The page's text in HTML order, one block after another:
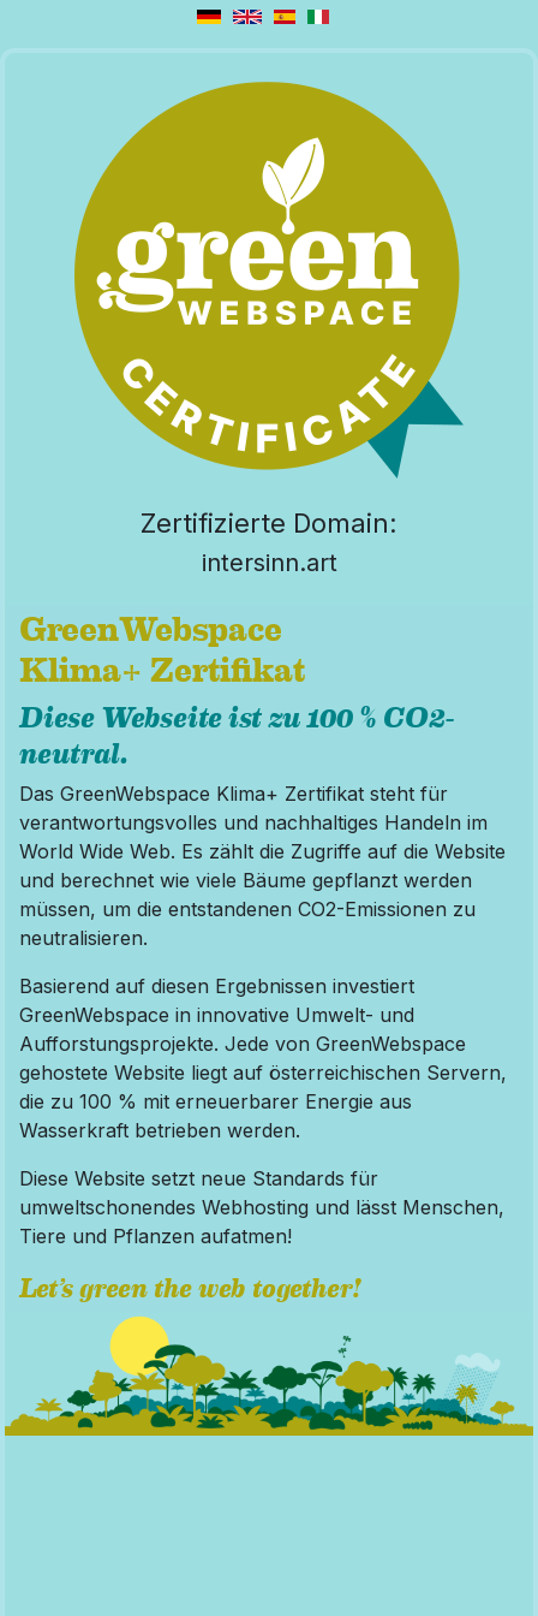
Zertifizierte Domain:
intersinn.art
GreenWebspace
Klima+ Zertifikat
Diese Webseite ist zu100 % CO2-
neutral.
Das GreenWebspace Klima+ Zertifikat steht für
verantwortungsvolles und nachhaltiges Handeln im
World Wide Web. Es zählt die Zugriffe auf die Website
und berechnet wie viele Bäume gepflanzt werden
müssen, um die entstandenen CO2-Emissionen zu
neutralisieren.
Basierend auf diesen Ergebnissen investiert
GreenWebspace in innovative Umwelt- und
Aufforstungsprojekte. Jede von GreenWebspace
gehostete Website liegt auf österreichischen Servern,
die zu 100 % mit erneuerbarer Energie aus
Wasserkraft betrieben werden.
Diese Website setzt neue Standards für
umweltschonendes Webhosting und lässt Menschen,
Tiere und Pflanzen aufatmen!
Let’s green the web together!